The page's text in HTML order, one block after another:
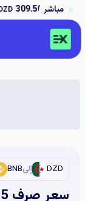
مباشر
DZD بيع :312.50
BNBإلى DZD
سعر صرف 5 BNB إلى DZD اليوم